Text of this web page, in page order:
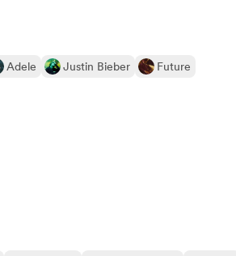
Adele Justin Bieber
Future